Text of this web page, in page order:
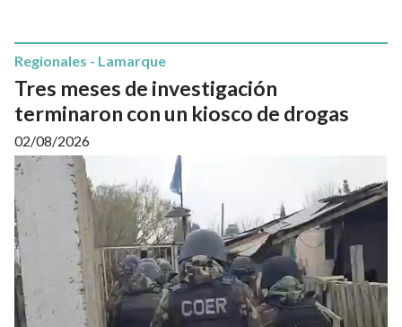
Tres meses de investigación
terminaron con un kiosco de drogas
Regionales - Lamarque
02/08/2026